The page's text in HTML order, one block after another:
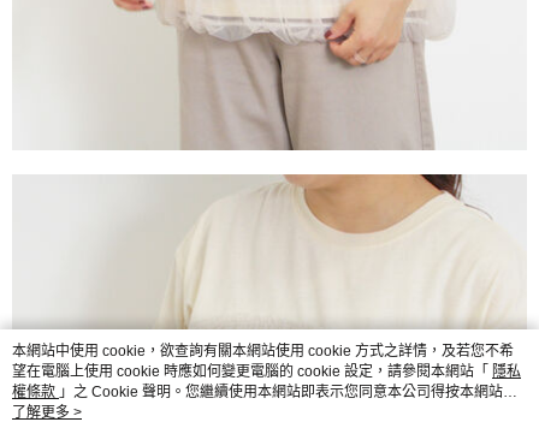
本網站中使用 cookie，欲查詢有關本網站使用 cookie 方式之詳情，及若您不希
望在電腦上使用 cookie 時應如何變更電腦的 cookie 設定，請參閱本網站「 隱私
權條款 」之 Cookie 聲明。您繼續使用本網站即表示您同意本公司得按本網站使
用條款之 Cookie 聲明使用 cookie。
了解更多 >